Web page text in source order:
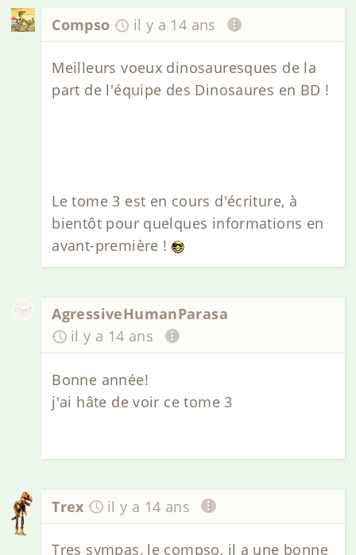
Compso il y a 14 ans
Meilleurs voeux dinosauresques de la
part de l'équipe des Dinosaures en BD !
Le tome 3 est en cours d'écriture, à
bientôt pour quelques informations en
avant-première !
AgressiveHumanParasa
il y a 14 ans
Bonne année!
j'ai hâte de voir ce tome 3
Trex il y a 14 ans
Tres sympas, le compso, il a une bonne